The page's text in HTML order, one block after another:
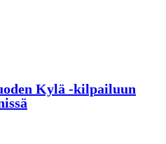
Kylä -kilpailuun